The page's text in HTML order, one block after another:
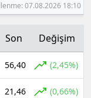
07.08.2026 18:10
Son Değişim
56,40 (2,45%)
21,46 (0,66%)